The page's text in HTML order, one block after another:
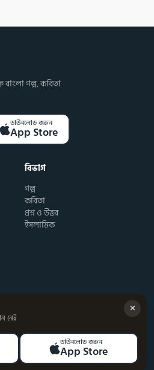
বাংলা গল্প, কবিতা
ডাউনলোড করুন
App Store
বিভাগ
গল্প
কবিতা
প্রশ্ন ও উত্তর
ইসলামিক
নিরাপদ · বিজ্ঞাপনমুক্ত
✕
নেই
ডাউনলোড করুন
App Store